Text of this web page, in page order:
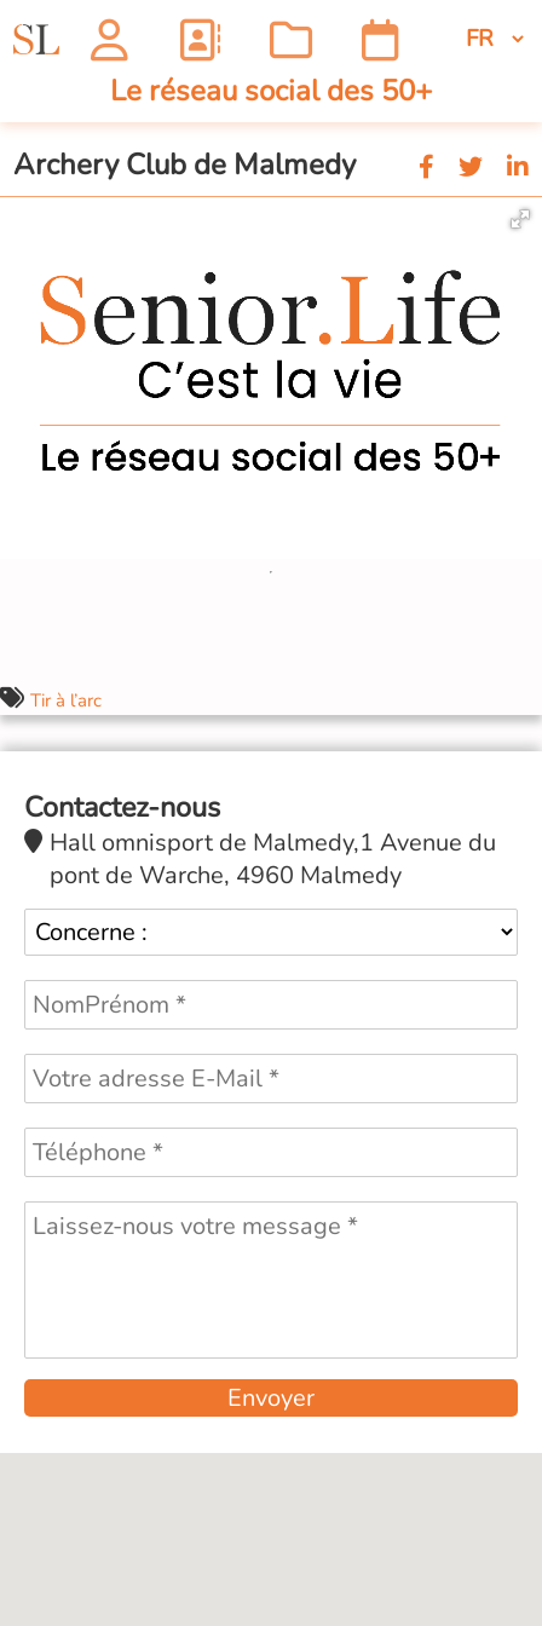
Le réseau social des 50+
Archery Club de Malmedy
Tir à l’arc
Contactez-nous
Hall omnisport de Malmedy,1 Avenue du
pont de Warche, 4960 Malmedy
Envoyer